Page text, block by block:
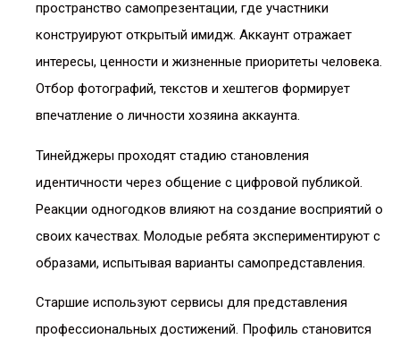
пространство самопрезентации, где участники
конструируют открытый имидж. Аккаунт отражает
интересы, ценности и жизненные приоритеты человека.
Отбор фотографий, текстов и хештегов формирует
впечатление о личности хозяина аккаунта.
Тинейджеры проходят стадию становления
идентичности через общение с цифровой публикой.
Реакции одногодков влияют на создание восприятий о
своих качествах. Молодые ребята экспериментируют с
образами, испытывая варианты самопредставления.
Старшие используют сервисы для представления
профессиональных достижений. Профиль становится